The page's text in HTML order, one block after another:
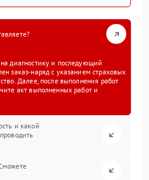
диагностику и последующий
заказ-наряд с указанием страховых
Далее, после выполнения работ
акт выполненных работ и
и какой